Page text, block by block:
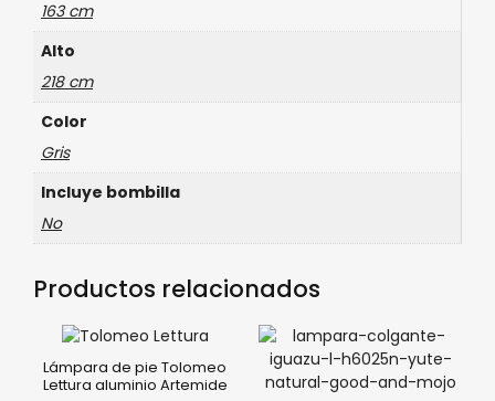
163 cm
Alto
218 cm
Color
Gris
Incluye bombilla
No
Productos relacionados
Lámpara de pie Tolomeo
Lettura aluminio Artemide